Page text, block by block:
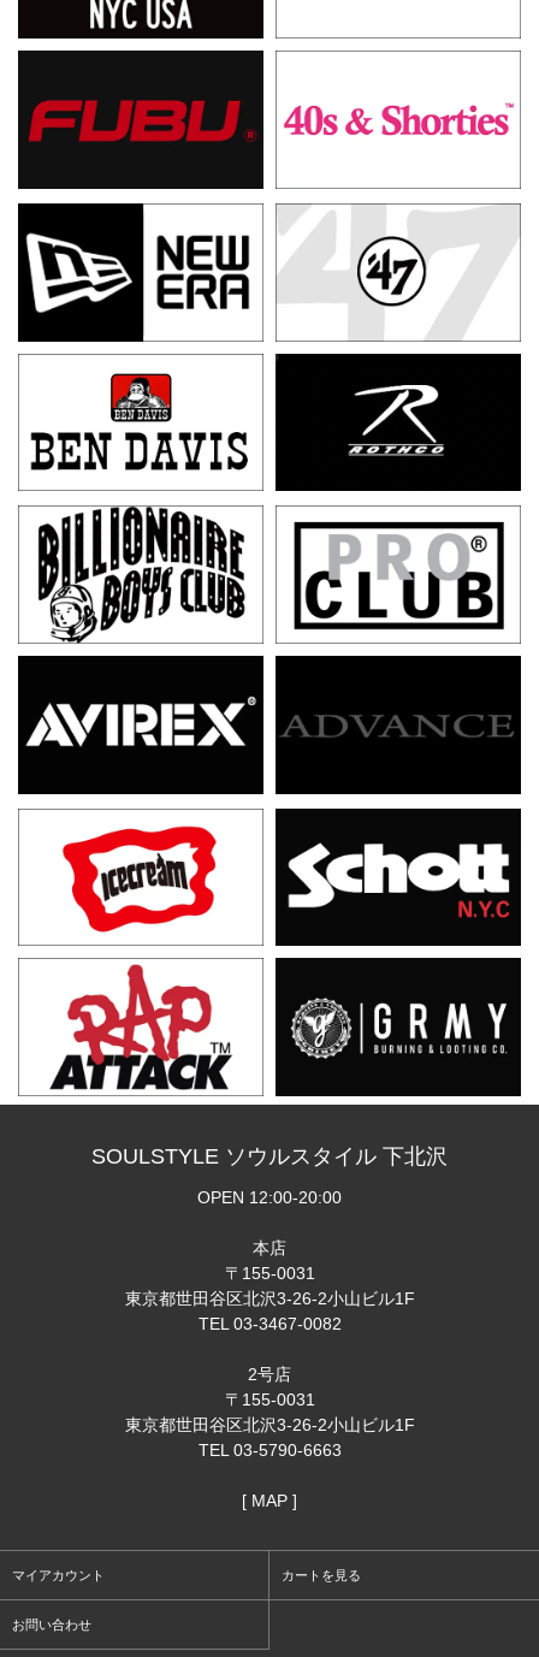
SOULSTYLE ソウルスタイル 下北沢
OPEN 12:00-20:00
本店
〒155-0031
東京都世田谷区北沢3-26-2小山ビル1F
TEL 03-3467-0082
2号店
〒155-0031
東京都世田谷区北沢3-26-2小山ビル1F
TEL 03-5790-6663
[ MAP ]
マイアカウント カートを見る
お問い合わせ